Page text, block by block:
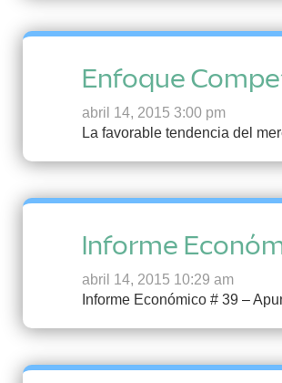
Enfoque
abril 14, 2015 3:00 pm
La favorable tendencia del
Informe
abril 14, 2015 10:29 am
Informe Económico # 39 –